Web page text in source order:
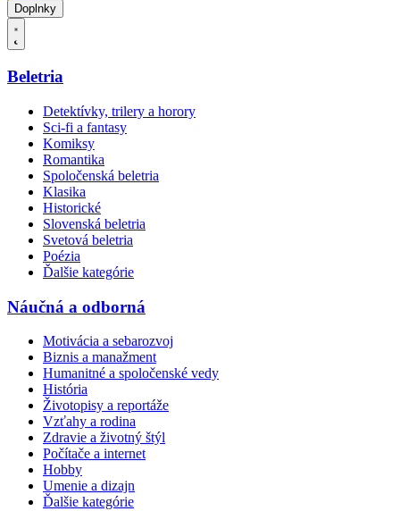
Doplnky
Beletria
Detektívky, trilery a horory
Sci-fi a fantasy
Komiksy
Romantika
Spoločenská beletria
Klasika
Historické
Slovenská beletria
Svetová beletria
Poézia
Ďalšie kategórie
Náučná a odborná
Motivácia a sebarozvoj
Biznis a manažment
Humanitné a spoločenské vedy
História
Životopisy a reportáže
Vzťahy a rodina
Zdravie a životný štýl
Počítače a internet
Hobby
Umenie a dizajn
Ďalšie kategórie